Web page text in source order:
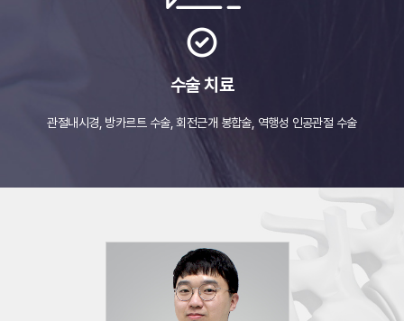
수술 치료
관절내시경, 방카르트 수술, 회전근개 봉합술, 역행성 인공관절 수술